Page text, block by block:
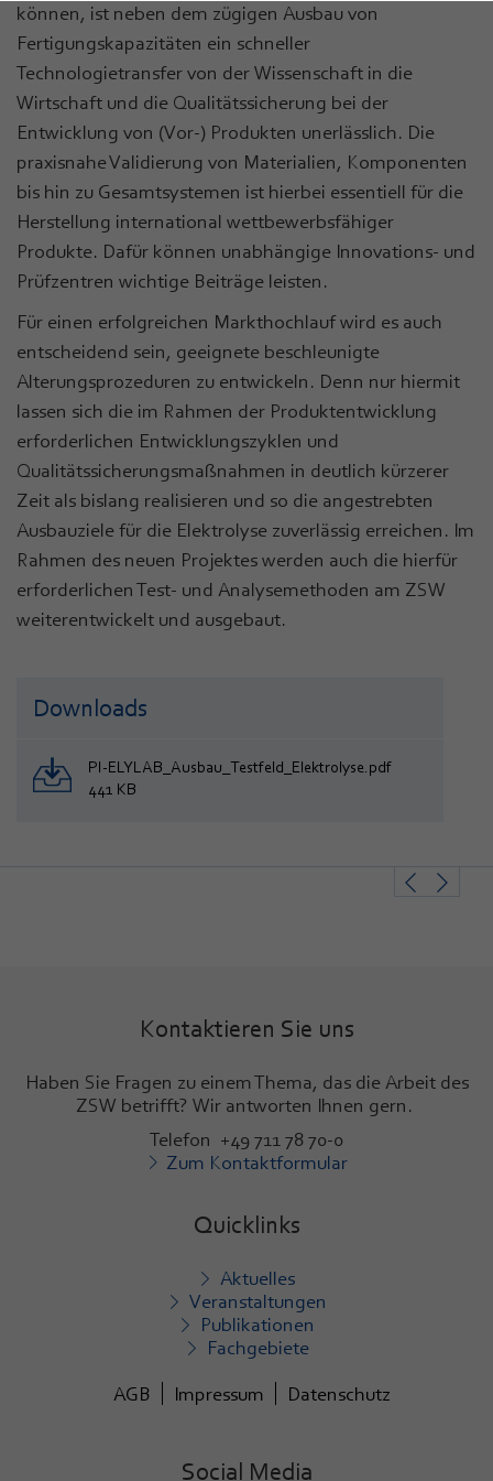
können, ist neben dem zügigen Ausbau von
Fertigungskapazitäten ein schneller
Technologietransfer von der Wissenschaft in die
Wirtschaft und die Qualitätssicherung bei der
Entwicklung von (Vor-) Produkten unerlässlich. Die
praxisnahe Validierung von Materialien, Komponenten
bis hin zu Gesamtsystemen ist hierbei essentiell für die
Herstellung international wettbewerbsfähiger
Produkte. Dafür können unabhängige Innovations- und
Prüfzentren wichtige Beiträge leisten.
Für einen erfolgreichen Markthochlauf wird es auch
entscheidend sein, geeignete beschleunigte
Alterungsprozeduren zu entwickeln. Denn nur hiermit
lassen sich die im Rahmen der Produktentwicklung
erforderlichen Entwicklungszyklen und
Qualitätssicherungsmaßnahmen in deutlich kürzerer
Zeit als bislang realisieren und so die angestrebten
Ausbauziele für die Elektrolyse zuverlässig erreichen. Im
Rahmen des neuen Projektes werden auch die hierfür
erforderlichen Test- und Analysemethoden am ZSW
weiterentwickelt und ausgebaut.
Downloads
PI-ELYLAB_Ausbau_Testfeld_Elektrolyse.pdf
441 KB
Kontaktieren Sie uns
Haben Sie Fragen zu einem Thema, das die Arbeit des
ZSW betrifft? Wir antworten Ihnen gern.
Telefon +49 711 78 70-0
Zum Kontaktformular
Quicklinks
Aktuelles
Veranstaltungen
Publikationen
Fachgebiete
AGB
Impressum Datenschutz
Social Media